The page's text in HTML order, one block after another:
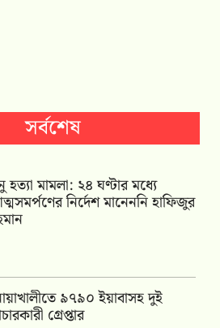
সর্বশেষ
হত্যা মামলা: ২৪ ঘণ্টার মধ্যে
নির্দেশ মানেননি হাফিজুর
৯৭৯০ ইয়াবাসহ দুই
গ্রেপ্তার